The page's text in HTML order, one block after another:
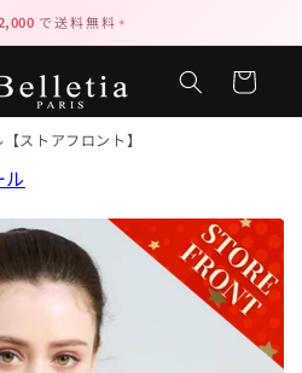
で送料無料✦
カ
ー
ストアフロント】